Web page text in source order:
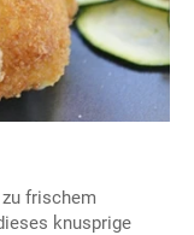
frischem
knusprige